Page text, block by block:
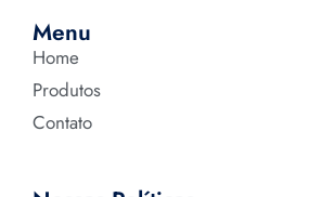
Menu
Home
Produtos
Contato